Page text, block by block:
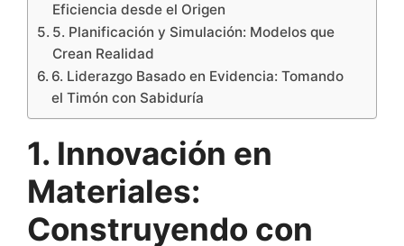
Eficiencia desde el Origen
5. Planificación y Simulación: Modelos que
Crean Realidad
6. Liderazgo Basado en Evidencia: Tomando
el Timón con Sabiduría
1. Innovación en
Materiales:
Construyendo con